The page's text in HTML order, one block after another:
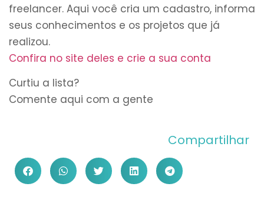
freelancer. Aqui você cria um cadastro, informa
seus conhecimentos e os projetos que já
realizou.
Confira no site deles e crie a sua conta
Curtiu a lista?
Comente aqui com a gente
Compartilhar